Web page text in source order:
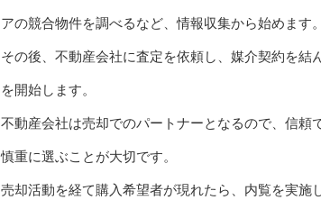
アの競合物件を調べるなど、情報収集から始めます。
その後、不動産会社に査定を依頼し、媒介契約を結
を開始します。
不動産会社は売却でのパートナーとなるので、信頼
慎重に選ぶことが大切です。
売却活動を経て購入希望者が現れたら、内覧を実施